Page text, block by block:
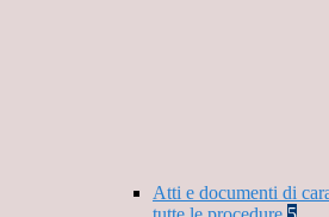
Atti e documenti di